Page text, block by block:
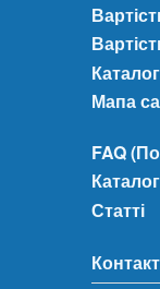
Мапа
FAQ
Статті